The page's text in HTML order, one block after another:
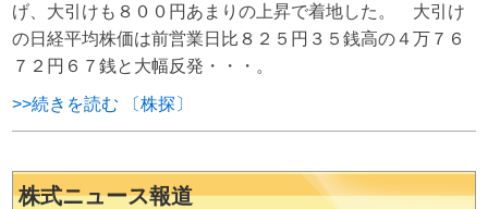
げ、大引けも８００円あまりの上昇で着地した。 大引け
の日経平均株価は前営業日比８２５円３５銭高の４万７６
７２円６７銭と大幅反発・・・。
>>続きを読む 〔株探〕
株式ニュース報道